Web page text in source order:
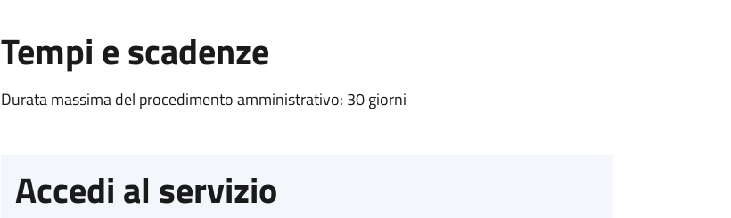
Tempi e scadenze
Durata massima del procedimento amministrativo: 30 giorni
Accedi al servizio